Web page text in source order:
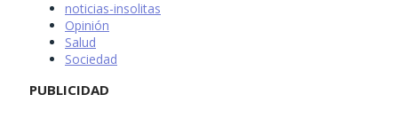
noticias-insolitas
Opinión
Salud
Sociedad
PUBLICIDAD